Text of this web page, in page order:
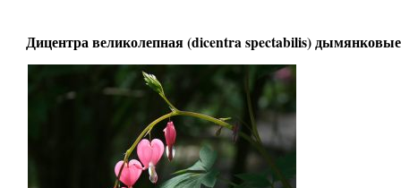
Дицентра великолепная (dicentra spectabilis)